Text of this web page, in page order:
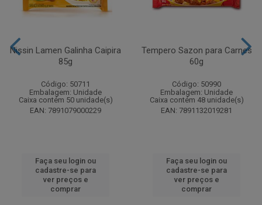
Nissin Lamen Galinha Caipira
85g
Código: 50711
Embalagem: Unidade
Caixa contém 50 unidade(s)
EAN: 7891079000229
Faça seu login ou
cadastre-se para
ver preços e
comprar
Tempero Sazon para Carnes
60g
Código: 50990
Embalagem: Unidade
Caixa contém 48 unidade(s)
EAN: 7891132019281
Faça seu login ou
cadastre-se para
ver preços e
comprar